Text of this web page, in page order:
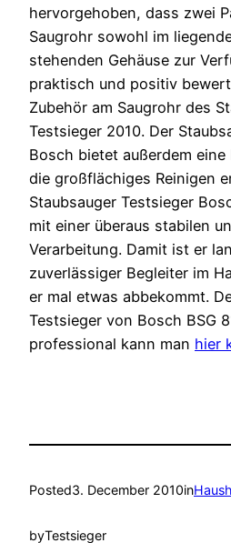
hervorgehoben, dass zwei
Saugrohr sowohl im
stehenden Gehäuse zur
praktisch und positiv
Zubehör am Saugrohr des
Testsieger 2010. Der
Bosch bietet außerdem
die großflächiges Reinigen
Staubsauger Testsieger
mit einer überaus stabilen
Verarbeitung. Damit ist er
zuverlässiger Begleiter im
er mal etwas abbekommt.
Testsieger von Bosch BSG
professional kann man hier
Posted3. December 2010in
byTestsieger